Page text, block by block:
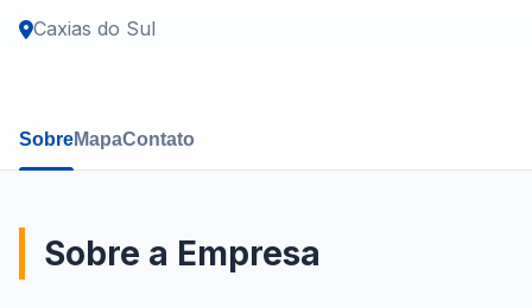
Caxias do Sul
SobreMapaContato
Sobre a Empresa